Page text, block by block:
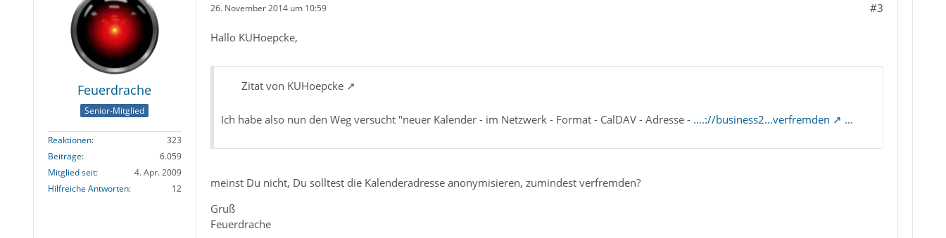
Feuerdrache
Senior-Mitglied
Reaktionen
323
Beiträge
6.059
Mitglied seit
4. Apr. 2009
Hilfreiche Antworten
12
26. November 2014 um 10:59 #3
Hallo KUHoepcke,
Zitat von KUHoepcke
Ich habe also nun den Weg versucht "neuer Kalender - im Netzwerk - Format - CalDAV - Adresse - ....://business2...verfremden ...
meinst Du nicht, Du solltest die Kalenderadresse anonymisieren, zumindest verfremden?
Gruß
Feuerdrache